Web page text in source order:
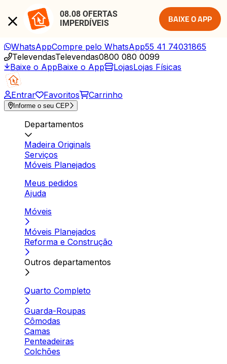
08.08 OFERTAS
IMPERDÍVEIS
BAIXE O APP
WhatsAppCompre pelo WhatsApp55 41 74031865
TelevendasTelevendas0800 080 0099
Baixe o AppBaixe o App LojasLojas Físicas
Entrar Favoritos Carrinho
Informe o seu CEP
Departamentos
Madeira Originals
Serviços
Móveis Planejados
Meus pedidos
Ajuda
Móveis
Móveis Planejados
Reforma e Construção
Outros departamentos
Quarto Completo
Guarda-Roupas
Cômodas
Camas
Penteadeiras
Colchões